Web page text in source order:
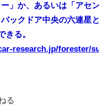
」か、あるいは「アセ
ックドア中央の六連星
きる。
research.jp/forester/
る